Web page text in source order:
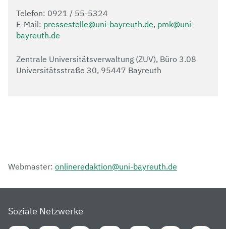
Telefon: 0921 / 55-5324
E-Mail: pressestelle@uni-bayreuth.de, pmk@uni-
bayreuth.de
Zentrale Universitätsverwaltung (ZUV), Büro 3.08
Universitätsstraße 30, 95447 Bayreuth
Webmaster: onlineredaktion@uni-bayreuth.de
Soziale Netzwerke